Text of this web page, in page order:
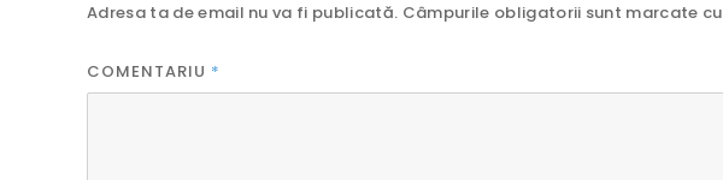
Adresa ta de email nu va fi publicată. Câmpurile obligatorii sunt marcate cu
COMENTARIU *